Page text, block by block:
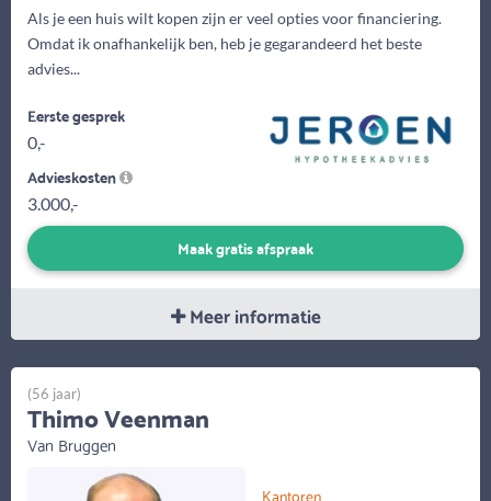
Als je een huis wilt kopen zijn er veel opties voor financiering.
Omdat ik onafhankelijk ben, heb je gegarandeerd het beste
advies...
Eerste gesprek
0,-
Advieskosten
3.000,-
Maak gratis afspraak
Meer informatie
Kantoren
(56 jaar)
Thimo Veenman
Van Bruggen